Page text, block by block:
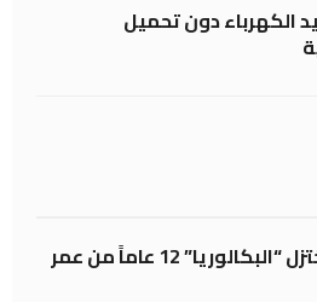
الكهرباء دون تحميل
كابوس النتائج.. حين تختزل “البكالوريا” 12 عاماً من عمر